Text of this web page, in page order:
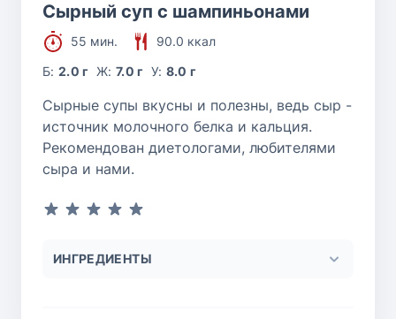
Сырный суп с шампиньонами
55 мин.
90.0 ккал
Б:2.0 г Ж: 7.0 г У: 8.0 г
Сырные супы вкусны и полезны, ведь сыр -
источник молочного белка и кальция.
Рекомендован диетологами, любителями
сыра и нами.
ИНГРЕДИЕНТЫ